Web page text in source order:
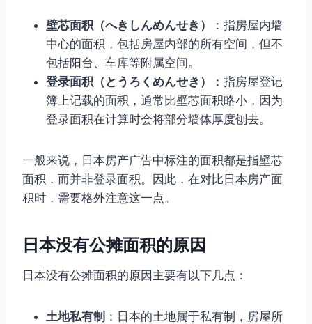
壁芯面积（へきしんめんせき）
：指房屋内墙
中心的面积，包括房屋内部的所有空间，但不
包括阳台、车库等附属空间。
登录面积（とうろくめんせき）
：指房屋登记
簿上记载的面积，通常比壁芯面积略小，因为
登录面积在计算时会将部分墙体厚度刨去。
一般来说，日本房产广告中标注的面积都是指壁芯
面积，而并非登录面积。因此，在对比日本房产面
积时，需要格外注意这一点。
日本没有公摊面积的原因
日本没有公摊面积的原因主要有以下几点：
土地私有制 ：日本的土地属于私有制，房屋所